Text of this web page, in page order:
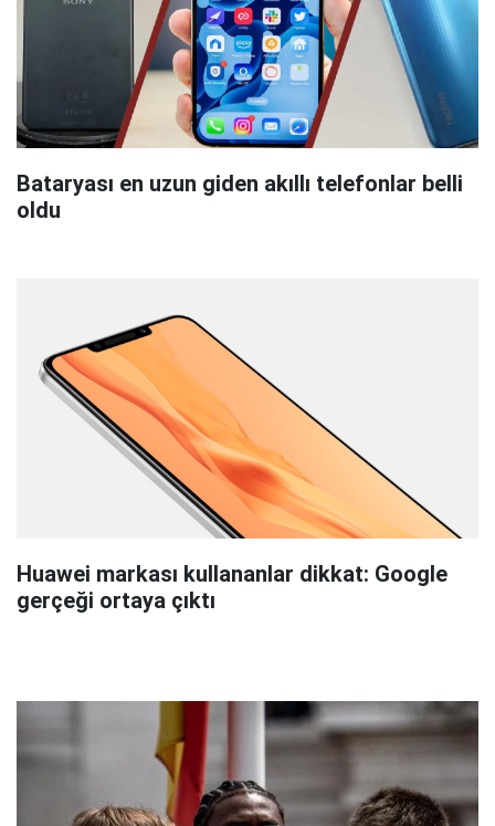
Bataryası en uzun giden akıllı telefonlar belli
oldu
Huawei markası kullananlar dikkat: Google
gerçeği ortaya çıktı